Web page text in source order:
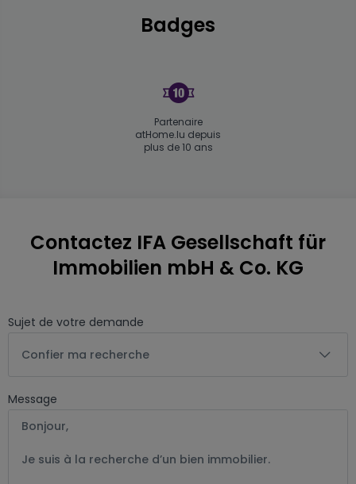
Badges
Partenaire
atHome.lu depuis
plus de 10 ans
Contactez IFA Gesellschaft für
Immobilien mbH & Co. KG
Sujet de votre demande
Confier ma recherche
Message